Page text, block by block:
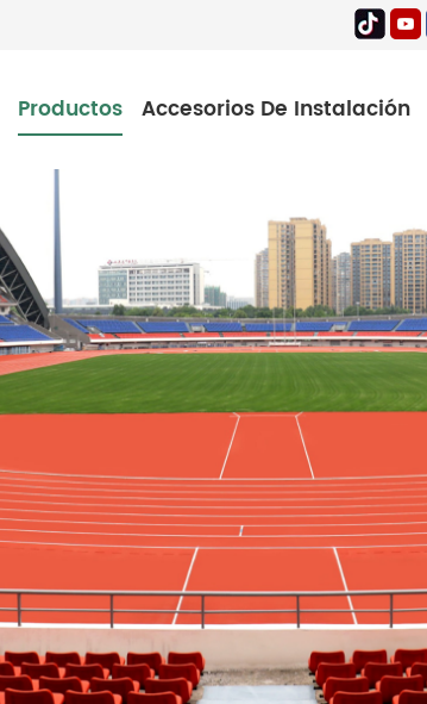
Productos Accesorios De Instalación